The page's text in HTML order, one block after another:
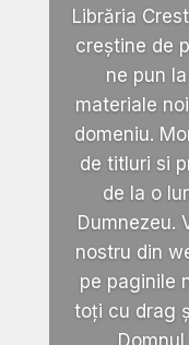
Librăria
creștine de
ne pun
materiale
domeniu.
de titluri si
de la o
Dumnezeu.
nostru din
pe paginile
toți cu drag